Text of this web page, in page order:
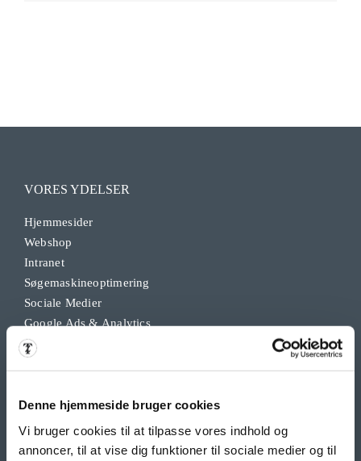
Denne hjemmeside bruger cookies
Vi bruger cookies til at tilpasse vores indhold og
annoncer, til at vise dig funktioner til sociale medier og til
VORES YDELSER
Hjemmesider
Webshop
Intranet
Søgemaskineoptimering
Sociale Medier
Google Ads & Analytics
Remarketing
Backup
Klippekort